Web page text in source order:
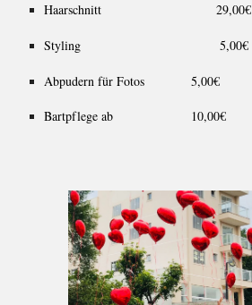
Haarschnitt 29,00€
Styling 5,00€
Abpudern für Fotos 5,00€
Bartpflege ab 10,00€